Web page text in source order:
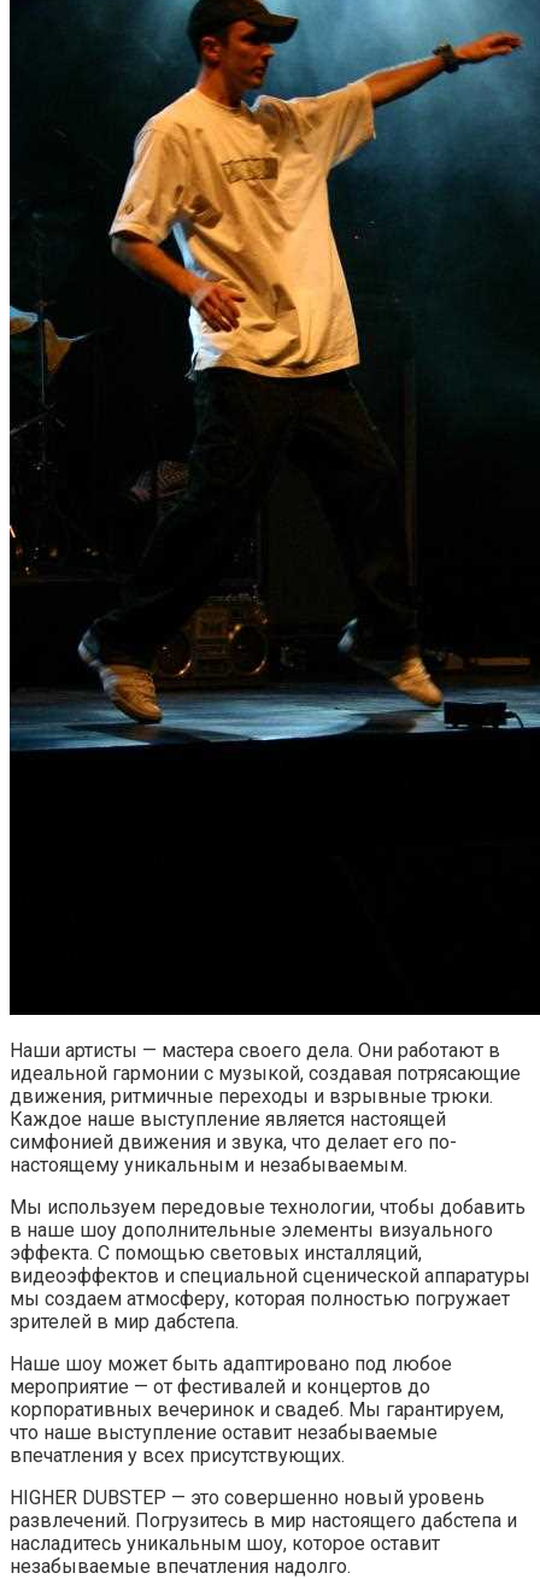
Наши артисты — мастера своего дела. Они работают в
идеальной гармонии с музыкой, создавая потрясающие
движения, ритмичные переходы и взрывные трюки.
Каждое наше выступление является настоящей
симфонией движения и звука, что делает его по-
настоящему уникальным и незабываемым.
Мы используем передовые технологии, чтобы добавить
в наше шоу дополнительные элементы визуального
эффекта. С помощью световых инсталляций,
видеоэффектов и специальной сценической аппаратуры
мы создаем атмосферу, которая полностью погружает
зрителей в мир дабстепа.
Наше шоу может быть адаптировано под любое
мероприятие — от фестивалей и концертов до
корпоративных вечеринок и свадеб. Мы гарантируем,
что наше выступление оставит незабываемые
впечатления у всех присутствующих.
HIGHER DUBSTEP — это совершенно новый уровень
развлечений. Погрузитесь в мир настоящего дабстепа и
насладитесь уникальным шоу, которое оставит
незабываемые впечатления надолго.